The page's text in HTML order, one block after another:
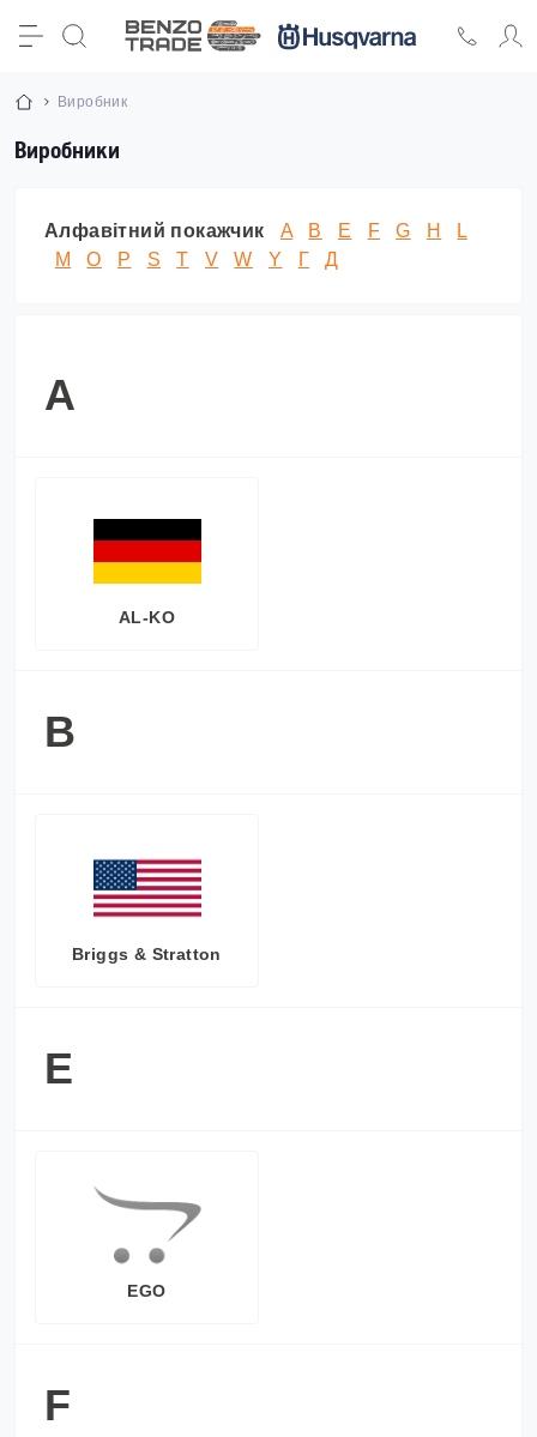
Виробник
Виробники
Алфавітний покажчик A B E F G H
L
M
O P S T V W Y Г Д
A
AL-KO
B
Briggs & Stratton
E
EGO
F